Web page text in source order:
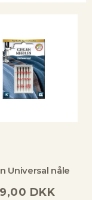
Universal nåle
DKK